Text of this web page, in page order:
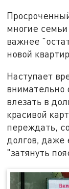
многие
важнее
новой
Наступает
внимательно
влезать в
красивой
переждать,
долгов, даже
"затянуть